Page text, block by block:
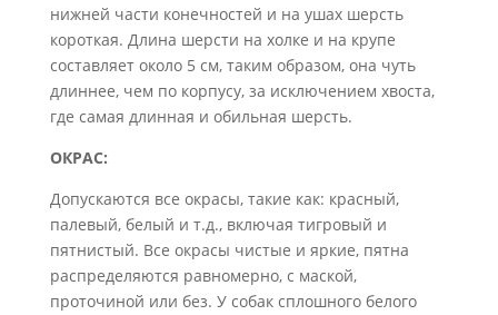
нижней части конечностей и на ушах шерсть
короткая. Длина шерсти на холке и на крупе
составляет около 5 см, таким образом, она чуть
длиннее, чем по корпусу, за исключением хвоста,
где самая длинная и обильная шерсть.
ОКРАС:
Допускаются все окрасы, такие как: красный,
палевый, белый и т.д., включая тигровый и
пятнистый. Все окрасы чистые и яркие, пятна
распределяются равномерно, с маской,
проточиной или без. У собак сплошного белого